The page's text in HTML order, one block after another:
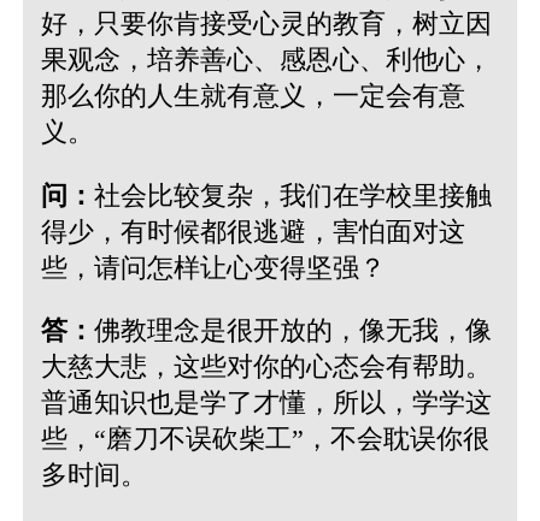
好，只要你肯接受心灵的教育，树立因
果观念，培养善心、感恩心、利他心，
那么你的人生就有意义，一定会有意
义。
问： 社会比较复杂，我们在学校里接触
得少，有时候都很逃避，害怕面对这
些，请问怎样让心变得坚强？
答： 佛教理念是很开放的，像无我，像
大慈大悲，这些对你的心态会有帮助。
普通知识也是学了才懂，所以，学学这
些，“磨刀不误砍柴工”，不会耽误你很
多时间。